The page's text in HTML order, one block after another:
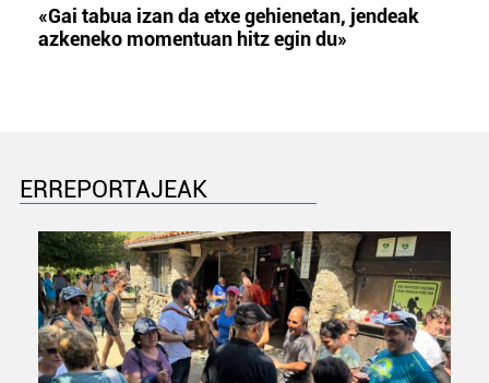
«Gai tabua izan da etxe gehienetan, jendeak
azkeneko momentuan hitz egin du»
ERREPORTAJEAK